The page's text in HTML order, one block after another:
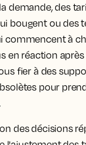
demande, des
bougent ou des
commencent à
en réaction
fier à des
pour
des décisions